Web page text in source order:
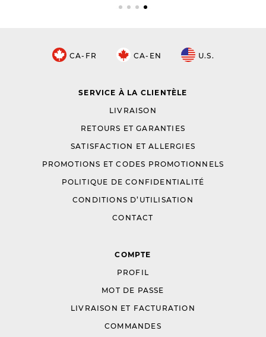
CA-FR CA-EN U.S.
SERVICE À LA CLIENTÈLE
LIVRAISON
RETOURS ET GARANTIES
SATISFACTION ET ALLERGIES
PROMOTIONS ET CODES PROMOTIONNELS
POLITIQUE DE CONFIDENTIALITÉ
CONDITIONS D’UTILISATION
CONTACT
COMPTE
PROFIL
MOT DE PASSE
LIVRAISON ET FACTURATION
COMMANDES